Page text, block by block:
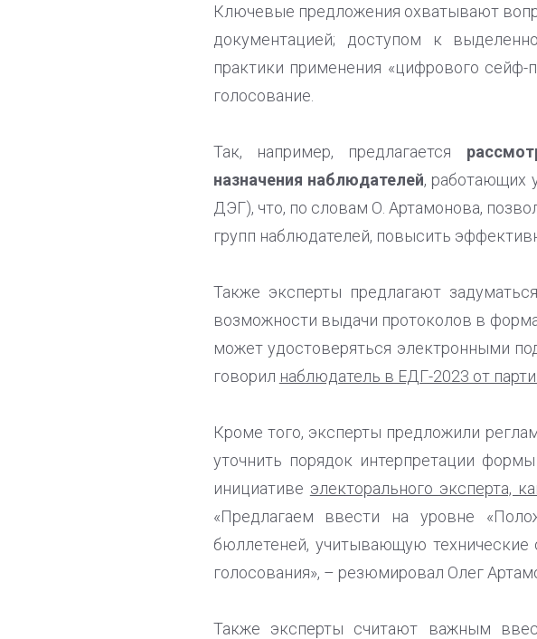
Ключевые предложения охватывают
документацией; доступом к
практики применения «цифрового
голосование.
Так, например, предлагается
назначения наблюдателей, работающих
ДЭГ), что, по словам О. Артамонова,
групп наблюдателей, повысить
Также эксперты предлагают
возможности выдачи протоколов в
может удостоверяться электронными
говорил наблюдатель в ЕДГ-2023 от
Кроме того, эксперты предложили
уточнить порядок интерпретации
инициативе электорального эксперта,
«Предлагаем ввести на уровне
бюллетеней, учитывающую технические
голосования», – резюмировал Олег
Также эксперты считают важным